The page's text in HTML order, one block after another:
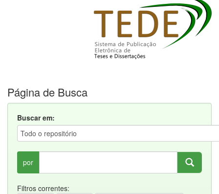
Página de Busca
Buscar em:
por
Filtros correntes: